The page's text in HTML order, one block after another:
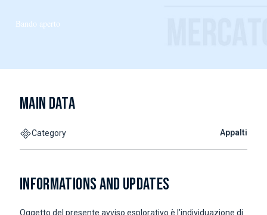
Bando aperto
MAIN DATA
Category Appalti
INFORMATIONS AND UPDATES
Oggetto del presente avviso esplorativo è l’individuazione di